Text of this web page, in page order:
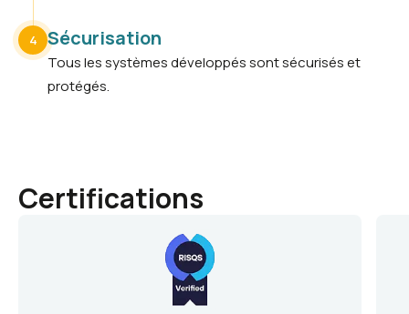
4 Sécurisation
Tous les systèmes développés sont sécurisés et
protégés.
Certifications